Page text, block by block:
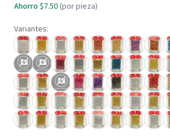
Ahorro $7.50 (por pieza)
Variantes: